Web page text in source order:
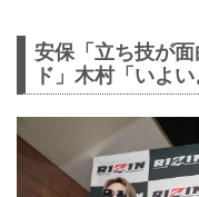
安保「立ち技が
ド」木村「いよ